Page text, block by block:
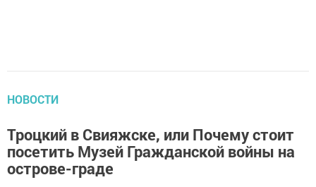
НОВОСТИ
Троцкий в Свияжске, или Почему стоит
посетить Музей Гражданской войны на
острове-граде